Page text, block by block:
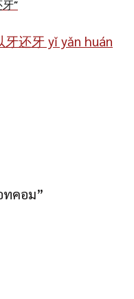
”
还牙 yǐ yǎn huán
ทคอม”